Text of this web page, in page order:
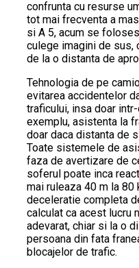
confrunta cu resurse
tot mai frecventa a
si A 5, acum se
culege imagini de sus,
de la o distanta de
Tehnologia de pe
evitarea accidentelor
traficului, insa doar
exemplu, asistenta la
doar daca distanta de
Toate sistemele de
faza de avertizare de
soferul poate inca
mai ruleaza 40 m la 80
deceleratie completa
calculat ca acest lucru
adevarat, chiar si la o
persoana din fata
blocajelor de trafic.